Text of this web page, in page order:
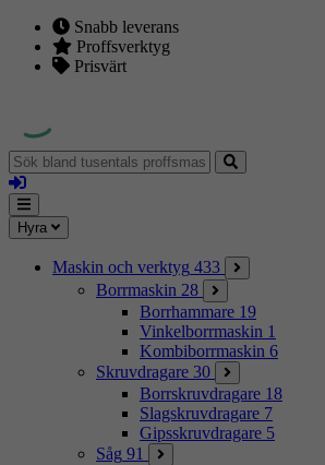
Snabb leverans
Proffsverktyg
Prisvärt
Sök
bland
tusentals
proffsmaskiner
Logga
in
Mina
sidor
Meny
Hyra
Maskin och verktyg 433
Borrmaskin 28
Borrhammare 19
Vinkelborrmaskin 1
Kombiborrmaskin 6
Skruvdragare 30
Borrskruvdragare 18
Slagskruvdragare 7
Gipsskruvdragare 5
Såg 91